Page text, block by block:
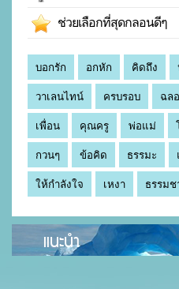
ช่วยเลือกที่สุดกลอนดีๆ
บอกรัก อกหัก คิดถึง
วาเลนไทน์ ครบรอบ ฉล
เพื่อน คุณครู พ่อแม่
กวนๆ ข้อคิด ธรรมะ
ให้กำลังใจ เหงา ธรรมช
แนะนำ